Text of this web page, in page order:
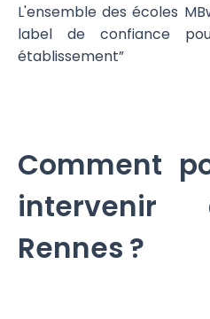
L'ensemble des écoles
label de confiance
établissement”
Comment
intervenir
Rennes ?